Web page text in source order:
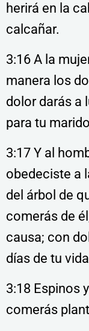
herirá en la
calcañar.
3:16 A la
manera los
dolor darás a
para tu
3:17 Y al
obedeciste a
del árbol de
comerás de
causa; con
días de tu
3:18 Espinos
comerás